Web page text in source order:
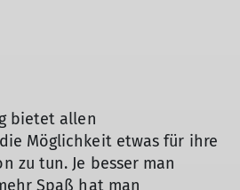
bietet allen
Möglichkeit etwas für ihre
zu tun. Je besser man
Spaß hat man